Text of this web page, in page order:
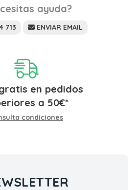
ayuda?
713 ENVIAR EMAIL
en pedidos
a 50€*
condiciones